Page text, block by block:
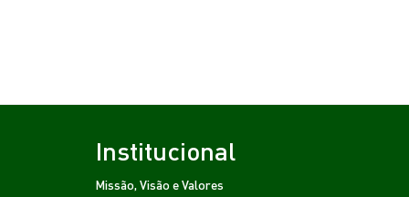
Institucional
Missão, Visão e Valores